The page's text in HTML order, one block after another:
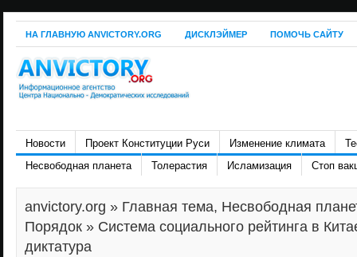
НА ГЛАВНУЮ ANVICTORY.ORG ДИСКЛЭЙМЕР ПОМОЧЬ САЙТУ
Новости Проект Конституции Руси Изменение климата
Несвободная планета
Толерастия Исламизация Стоп
anvictory.org » Главная тема, Несвободная
Порядок » Система социального рейтинга в
диктатура